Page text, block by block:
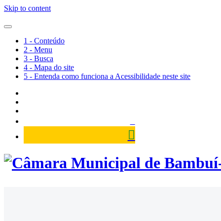
Skip to content
1 - Conteúdo
2 - Menu
3 - Busca
4 - Mapa do site
5 - Entenda como funciona a Acessibilidade neste site